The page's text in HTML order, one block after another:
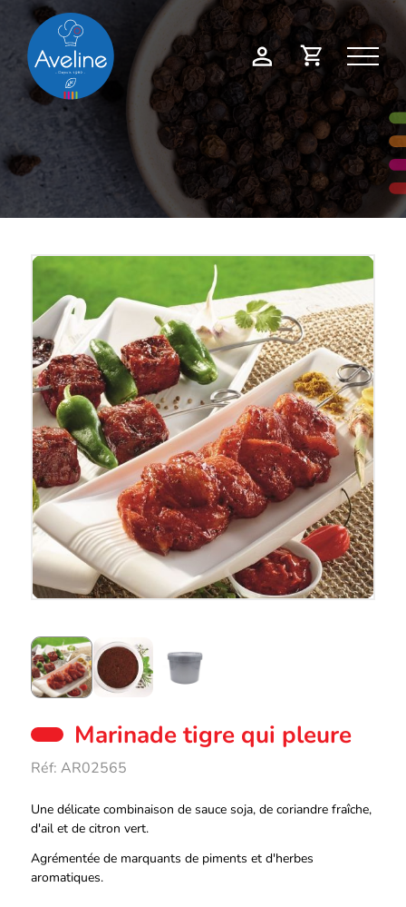
Mon
compte
Demande
de
devis
Marinade tigre qui pleure
Réf: AR02565
Description
Une délicate combinaison de sauce soja, de coriandre fraîche,
d'ail et de citron vert.
Agrémentée de marquants de piments et d'herbes
aromatiques.
Panneau de gestion des cookies